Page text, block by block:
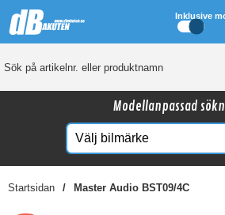
Inklusive
Modellanpassad
Startsidan Master Audio BST09/4C